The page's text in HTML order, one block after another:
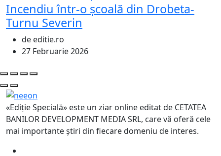
Incendiu într-o școală din Drobeta-
Turnu Severin
de editie.ro
27 Februarie 2026
«Ediție Specială» este un ziar online editat de CETATEA
BANILOR DEVELOPMENT MEDIA SRL, care vă oferă cele
mai importante știri din fiecare domeniu de interes.